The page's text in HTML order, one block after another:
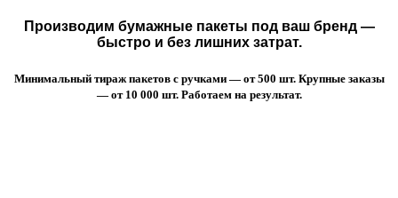
Производим бумажные пакеты под ваш бренд —
быстро и без лишних затрат.
Минимальный тираж пакетов с ручками — от 500 шт. Крупные заказы
— от 10 000 шт. Работаем на результат.